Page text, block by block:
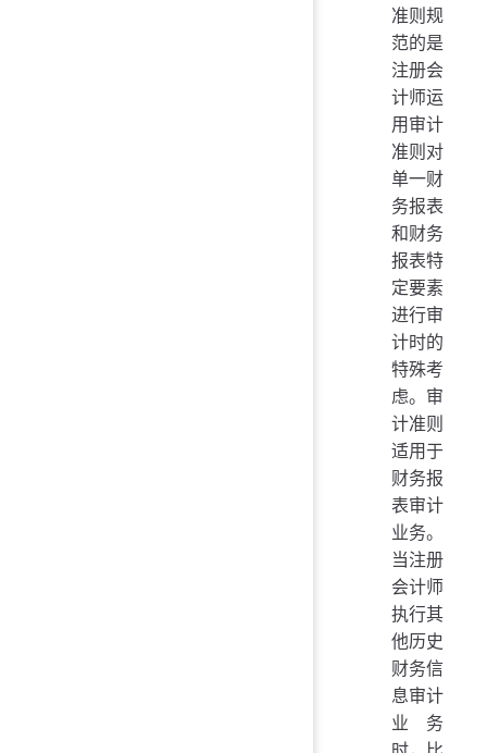
准则规
范的是
注册会
计师运
用审计
准则对
单一财
务报表
和财务
报表特
定要素
进行审
计时的
特殊考
虑。审
计准则
适用于
财务报
表审计
业务。
当注册
会计师
执行其
他历史
财务信
息审计
业务